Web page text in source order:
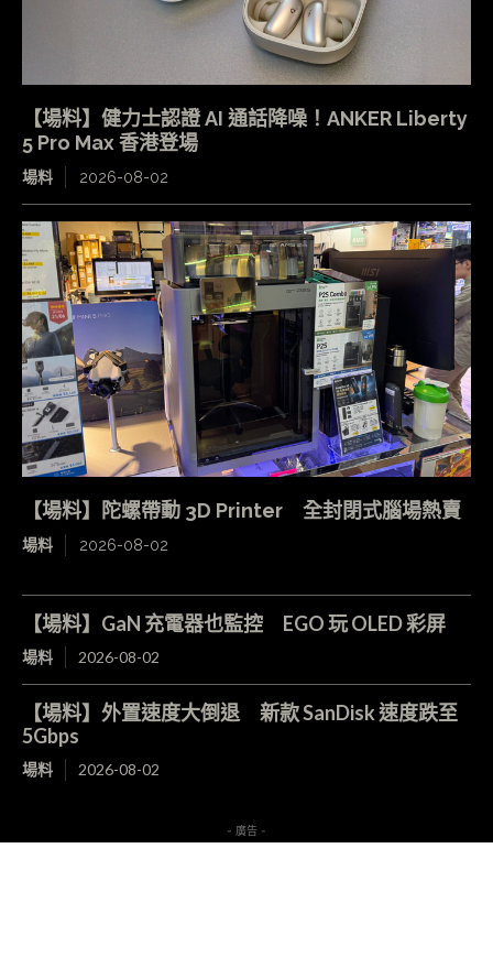
【場料】健力士認證 AI 通話降噪！ANKER Liberty
5 Pro Max 香港登場
場料 2026-08-02
【場料】陀螺帶動 3D Printer 全封閉式腦場熱賣
場料 2026-08-02
【場料】GaN 充電器也監控 EGO 玩 OLED 彩屏
場料 2026-08-02
【場料】外置速度大倒退 新款 SanDisk 速度跌至
5Gbps
場料 2026-08-02
- 廣告 -